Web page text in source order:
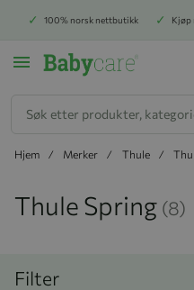
100% norsk nettbutikk Kjøp
Hjem Merker Thule
Thule Spring (8)
Filter